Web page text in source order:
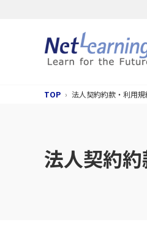
TOP 法人契約約款・利用規
法人契約